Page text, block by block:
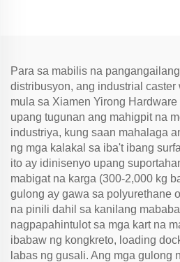
Para sa mabilis na
distribusyon, ang industrial
mula sa Xiamen Yirong
upang tugunan ang mahigpit na
industriya, kung saan mahalaga
ng mga kalakal sa iba't ibang
ito ay idinisenyo upang
mabigat na karga (300-2,000 kg
gulong ay gawa sa polyurethane
na pinili dahil sa kanilang
nagpapahintulot sa mga kart na
ibabaw ng kongkreto, loading
labas ng gusali. Ang mga gulong